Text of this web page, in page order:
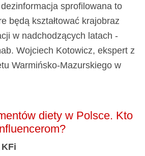
sprofilowana to
będą kształtować krajobraz
w nadchodzących latach -
Wojciech Kotowicz, ekspert z
Warmińsko-Mazurskiego w
diety w Polsce. Kto